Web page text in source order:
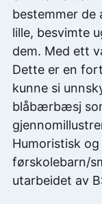
bestemmer de
lille, besvimte
dem. Med ett
Dette er en
kunne si
blåbærbæsj
Humoristisk
førskolebarn/
utarbeidet av